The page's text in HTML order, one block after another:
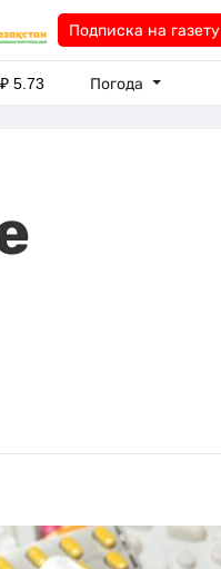
Подписка на газету
₽5.73 Погода